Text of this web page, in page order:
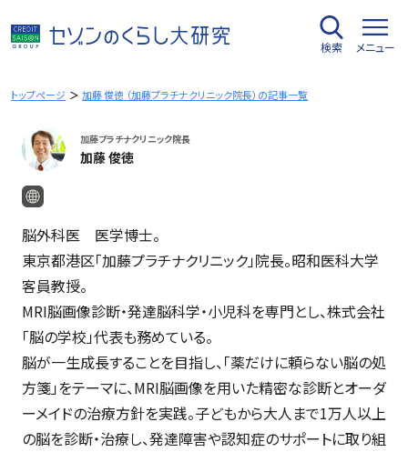
容
を
キ
検索 メニュー
トップページ 加藤 俊徳 （加藤プラチナクリニック院長）の記事一覧
加藤プラチナクリニック院長
加藤 俊徳
脳外科医 医学博士。
東京都港区「加藤プラチナクリニック」院長。昭和医科大学
客員教授。
MRI脳画像診断・発達脳科学・小児科を専門とし、株式会社
「脳の学校」代表も務めている。
脳が一生成長することを目指し、「薬だけに頼らない脳の処
方箋」をテーマに、MRI脳画像を用いた精密な診断とオーダ
ーメイドの治療方針を実践。子どもから大人まで1万人以上
の脳を診断・治療し、発達障害や認知症のサポートに取り組